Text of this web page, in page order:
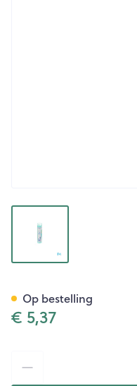
€ 5,37
Op bestelling